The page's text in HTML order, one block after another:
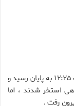
تمرین امروز راس یاعت ۱۲:۲۵ به پایان رسید و
استخر شدند ، اما
رفت .